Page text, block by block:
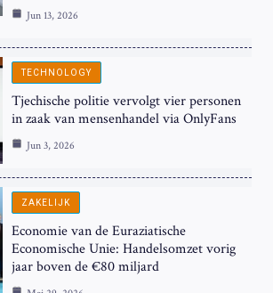
Jun 13, 2026
TECHNOLOGY
Tjechische politie vervolgt vier personen
in zaak van mensenhandel via OnlyFans
Jun 3, 2026
ZAKELIJK
Economie van de Euraziatische
Economische Unie: Handelsomzet vorig
jaar boven de €80 miljard